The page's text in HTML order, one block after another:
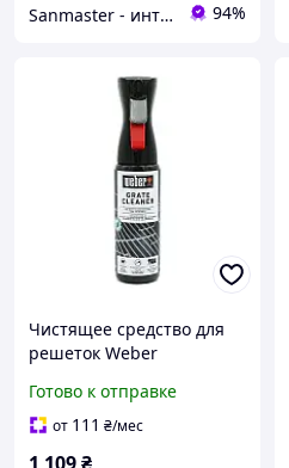
Sanmaster - интернет-магазин сантехники 94%
Чистящее средство для
решеток Weber
Готово к отправке
от 111 ₴/мес